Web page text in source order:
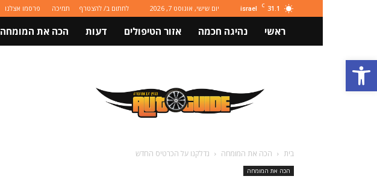
פתח סרגל נגישות
31.1
C
israel יום שישי, אוגוסט 7, 2026 לחתום ב/ להצטרף תמיכה פרסמו אצלנו
ראשי נהיגה חכמה אזור הטיפולים דעות הכה את המומחה
ותחבורה
Autoguide
בית הכה את המומחה נדלקנו על הכרטיס החדש
הכה את המומחה